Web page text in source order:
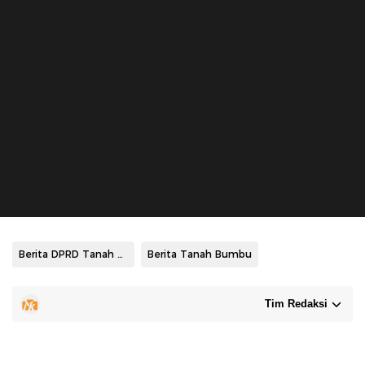
Berita DPRD Tanah Bumbu Berita Tanah Bumbu
Tim Redaksi